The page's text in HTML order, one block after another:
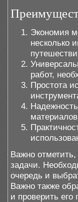
Экономия
несколько
работ,
Простота
Важно
задачи.
очередь и
Важно также
и проверить его